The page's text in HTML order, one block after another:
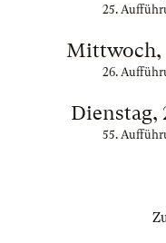
25.
Mittwoch,
26.
Dienstag,
55.